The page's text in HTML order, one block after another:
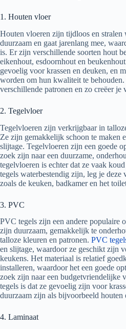
1. Houten vloer
Houten vloeren zijn tijdloos en stralen
duurzaam en gaat jarenlang mee,
is. Er zijn verschillende soorten hout
eikenhout, esdoornhout en
gevoelig voor krassen en deuken, en
worden om hun kwaliteit te
verschillende patronen en zo creëer je
2. Tegelvloer
Tegelvloeren zijn verkrijgbaar in
Ze zijn gemakkelijk schoon te maken
slijtage. Tegelvloeren zijn een goede
zoek zijn naar een duurzame,
tegelvloeren is echter dat ze vaak
tegels waterbestendig zijn, leg je
zoals de keuken, badkamer en het
3. PVC
PVC tegels zijn een andere populaire
zijn duurzaam, gemakkelijk te
talloze kleuren en patronen. PVC
en slijtage, waardoor ze geschikt zijn
keukens. Het materiaal is relatief
installeren, waardoor het een goede
zoek zijn naar een budgetvriendelijke
tegels is dat ze gevoelig zijn voor
duurzaam zijn als bijvoorbeeld houten
4. Laminaat